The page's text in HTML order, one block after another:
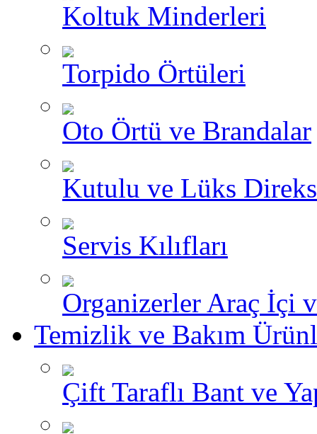
Koltuk Minderleri
Torpido Örtüleri
Oto Örtü ve Brandalar
Kutulu ve Lüks
Servis Kılıfları
Organizerler Araç İçi
Temizlik ve Bakım
Çift Taraflı Bant ve